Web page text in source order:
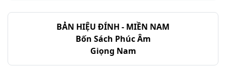
BẢN HIỆU ĐÍNH - MIỀN NAM
Bốn Sách Phúc Âm
Giọng Nam